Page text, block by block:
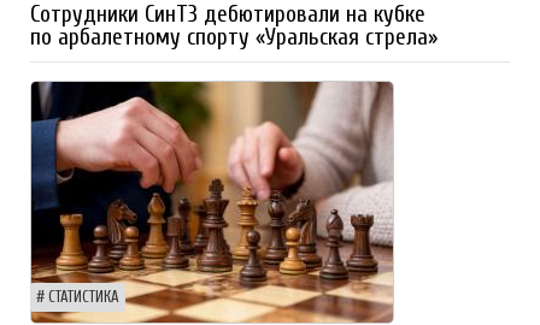
Сотрудники СинТЗ дебютировали на кубке
по арбалетному спорту «Уральская стрела»
СТАТИСТИКА